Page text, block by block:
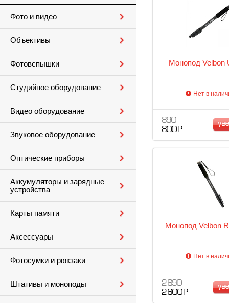
Фото и видео
Объективы
Фотовспышки
Студийное оборудование
Видео оборудование
Звуковое оборудование
Оптические приборы
Аккумуляторы и зарядные
устройства
Карты памяти
Аксессуары
Фотосумки и рюкзаки
Штативы и моноподы
Монопод Velbon
Нет в
890
800 Р
Монопод Velbon
Нет в
2 690
2 600 Р